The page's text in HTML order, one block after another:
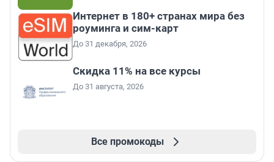
Интернет в 180+ странах мира без
роуминга и сим-карт
До 31 декабря, 2026
Скидка 11% на все курсы
До 31 августа, 2026
Все промокоды